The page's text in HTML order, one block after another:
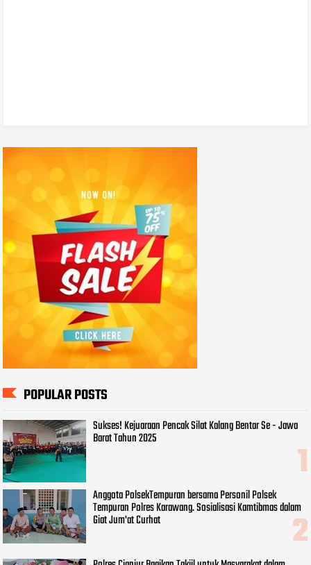
POPULAR POSTS
Sukses! Kejuaraan Pencak Silat Kalang Bentar Se - Jawa
Barat Tahun 2025
Anggota PolsekTempuran bersama Personil Polsek
Tempuran Polres Karawang. Sosialisasi Kamtibmas dalam
Giat Jum'at Curhat